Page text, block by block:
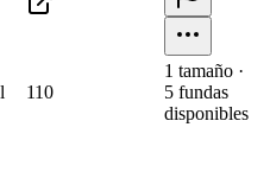
110
1 tamaño ·
5 fundas
disponibles